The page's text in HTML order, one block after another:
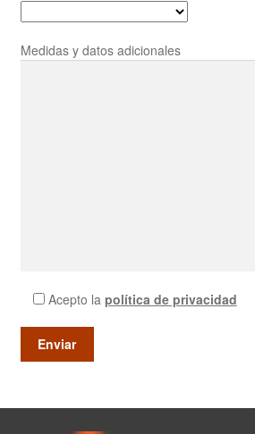
Medidas y datos adicionales
Acepto la política de privacidad